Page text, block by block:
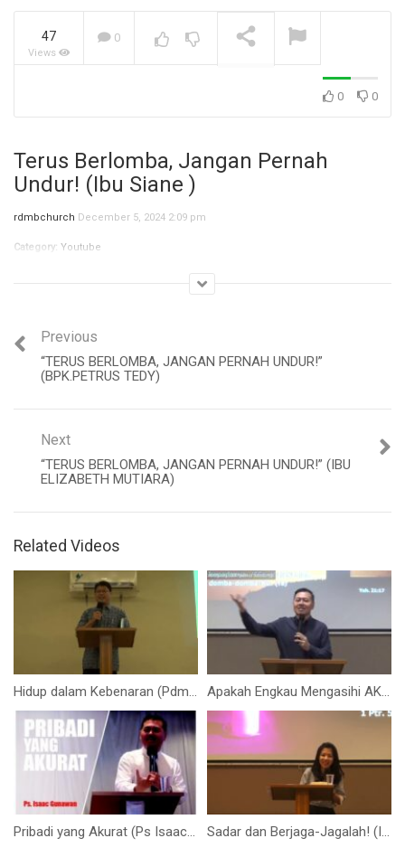
Jangan Biarkan Masa Lalu,
Depanmu! (Ibu Siane)
47
Views
0
0 0
Terus Berlomba, Jangan Pernah
Undur! (Ibu Siane )
rdmbchurch December 5, 2024 2:09 pm
Category: Youtube
Previous
“TERUS BERLOMBA, JANGAN PERNAH UNDUR!”
(BPK.PETRUS TEDY)
Next
“TERUS BERLOMBA, JANGAN PERNAH UNDUR!” (IBU
ELIZABETH MUTIARA)
Related Videos
Hidup dalam Kebenaran (Pdm. Eric Christianto) Apakah Engkau Mengasihi AKU? (Ps. Isaac Gunawan)
Pribadi yang Akurat (Ps Isaac Gunawan) Sadar dan Berjaga-Jagalah! (Ibu Siane Sari)